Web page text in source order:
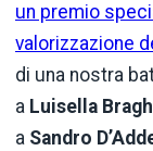
un premio
valorizzazione
di una nostra
a Luisella
a Sandro